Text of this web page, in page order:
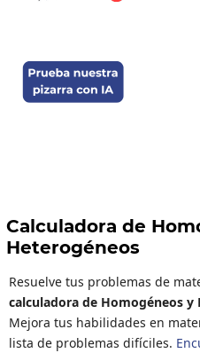
Calculadora de
Heterogéneos
Resuelve tus problemas de
calculadora de Homogéneos y
Mejora tus habilidades en
lista de problemas difíciles.